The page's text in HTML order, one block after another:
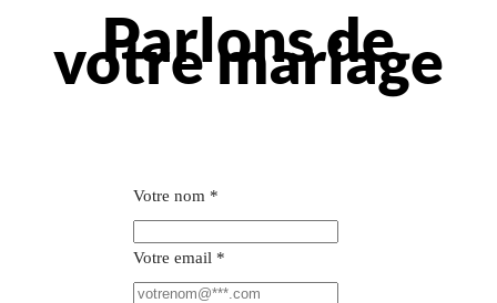
Parlons de
votre mariage
Votre nom *
Votre email *